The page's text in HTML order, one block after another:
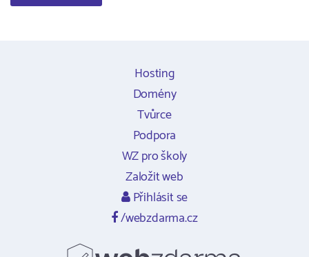
Hosting
Domény
Tvůrce
Podpora
WZ pro školy
Založit web
Přihlásit se
/webzdarma.cz